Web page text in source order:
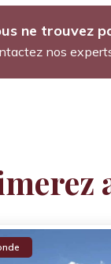
Kathmandu
ne trouvez
nos